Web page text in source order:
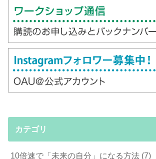
カテゴリ
10倍速で「未来の自分」になる方法 (7)